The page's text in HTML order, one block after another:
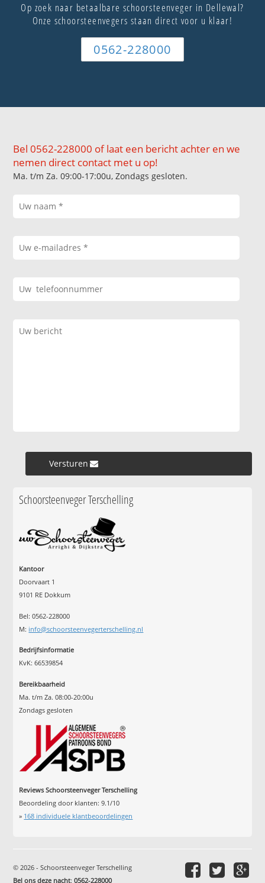
Op zoek naar betaalbare schoorsteenveger in Dellewal?
Onze schoorsteenvegers staan direct voor u klaar!
0562-228000
Bel 0562-228000 of laat een bericht achter en we
nemen direct contact met u op!
Ma. t/m Za. 09:00-17:00u, Zondags gesloten.
Versturen »
Schoorsteenveger Terschelling
Kantoor
Doorvaart 1
9101 RE Dokkum
Bel: 0562-228000
M: info@schoorsteenvegerterschelling.nl
Bedrijfsinformatie
KvK: 66539854
Bereikbaarheid
Ma. t/m Za. 08:00-20:00u
Zondags gesloten
Reviews Schoorsteenveger Terschelling
Beoordeling door klanten:9.1/10
» 168 individuele klantbeoordelingen
© 2026 - Schoorsteenveger Terschelling
Bel ons deze nacht:0562-228000